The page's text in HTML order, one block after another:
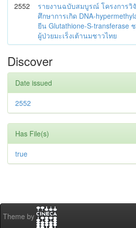
2552
รายงานฉบับสมบูรณ์ โครงการวิ
ศึกษาการเกิด DNA-
ยีน Glutathione-S-transferase
ผู้ป่วยมะเร็งเต้านมชาวไทย
Discover
Date issued
2552
Has File(s)
true
Theme by